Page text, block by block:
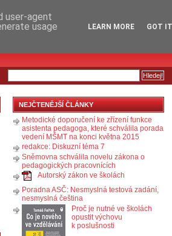
NEJČTENĚJŠÍ ČLÁNKY
Metodické doporučení ke zřízení funkce
asistenta pedagoga, které schválila porada
vedení MŠMT na konci května 2015
redakce: Diskuzní téma 7
Sněmovna schválila novelu zákona o
pedagogických pracovnících
Autorský zákon ve školách
Poradna ASČ: Nesmyslná testová zadání,
nesmyslná čeština
Proč je nutné ve školách
opustit výchovu
k poslušnosti
user-agent
usage
LEARN MORE GOT IT